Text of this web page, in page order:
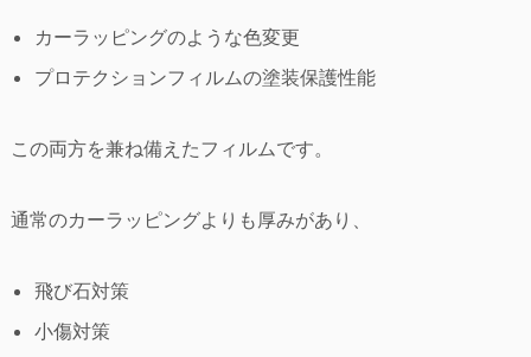
カーラッピングのような色変更
プロテクションフィルムの塗装保護性能
この両方を兼ね備えたフィルムです。
通常のカーラッピングよりも厚みがあり、
飛び石対策
小傷対策